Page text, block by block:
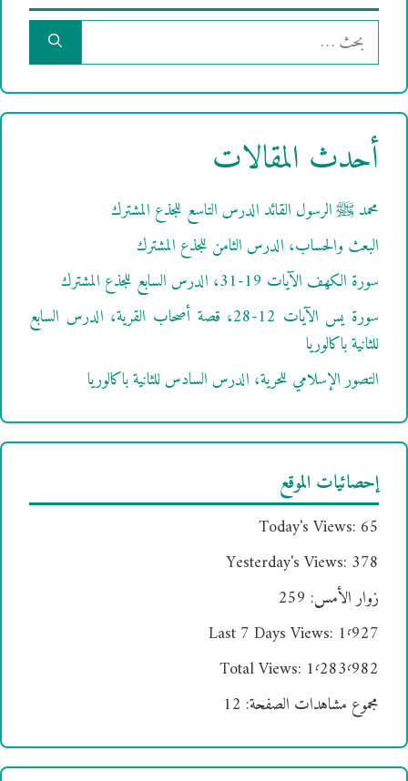
البحث
عن:
أحدث المقالات
محمد ﷺ الرسول القائد الدرس التاسع للجذع المشترك
البعث والحساب، الدرس الثامن للجذع المشترك
سورة الكهف الآيات 19-31، الدرس السابع للجذع المشترك
سورة يس الآيات 12-28، قصة أصحاب القرية، الدرس السابع
للثانية باكالوريا
التصور الإسلامي للحرية، الدرس السادس للثانية باكالوريا
إحصائيات الموقع
Today's Views: 65
Yesterday's Views: 378
زوار الأمس: 259
Last 7 Days Views: 1٬927
Total Views: 1٬283٬982
مجموع مشاهدات الصفحة: 12